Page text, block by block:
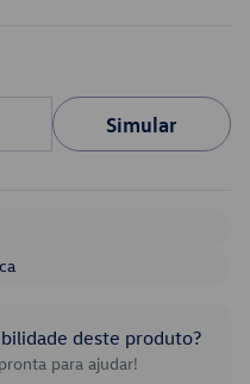
Simular
deste produto?
para ajudar!